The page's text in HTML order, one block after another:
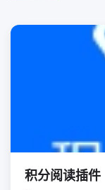
积分阅读插件